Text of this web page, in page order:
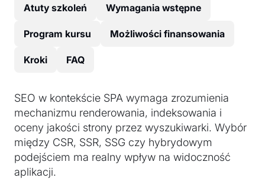
Atuty szkoleń Wymagania wstępne
Program kursu Możliwości finansowania
Kroki FAQ
SEO w kontekście SPA wymaga zrozumienia
mechanizmu renderowania, indeksowania i
oceny jakości strony przez wyszukiwarki. Wybór
między CSR, SSR, SSG czy hybrydowym
podejściem ma realny wpływ na widoczność
aplikacji.